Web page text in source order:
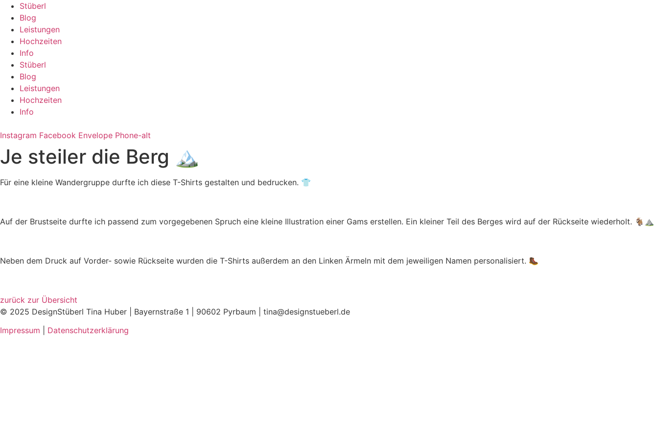
Zum
Inhalt
springen
Stüberl
Blog
Leistungen
Hochzeiten
Info
Stüberl
Blog
Leistungen
Hochzeiten
Info
Instagram Facebook Envelope Phone-alt
Je steiler die Berg 🏔️
Für eine kleine Wandergruppe durfte ich diese T-Shirts gestalten und bedrucken. 👕
Auf der Brustseite durfte ich passend zum vorgegebenen Spruch eine kleine Illustration einer Gams erstellen. Ein kleiner Teil des Berges wird auf der Rückseite wiederholt. 🐐⛰️
Neben dem Druck auf Vorder- sowie Rückseite wurden die T-Shirts außerdem an den Linken Ärmeln mit dem jeweiligen Namen personalisiert. 🥾
zurück zur Übersicht
© 2025 DesignStüberl Tina Huber | Bayernstraße 1 | 90602 Pyrbaum | tina@designstueberl.de
Impressum
Datenschutzerklärung